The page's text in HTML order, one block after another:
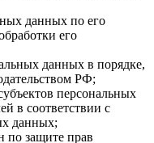
данных по его
его
данных в порядке,
РФ;
персональных
в соответствии с
данных;
по защите прав